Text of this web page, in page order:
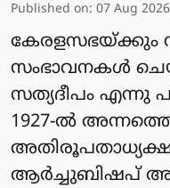
Published on: 07 Aug
കേരളസഭയ്ക്കും
സംഭാവനകൾ
സത്യദീപം എന്നു
1927-ൽ
ആർച്ചുബിഷപ്